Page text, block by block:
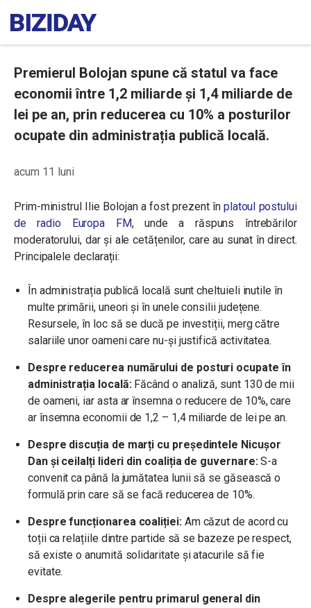
Premierul Bolojan spune că statul va face
economii între 1,2 miliarde și 1,4 miliarde de
lei pe an, prin reducerea cu 10% a posturilor
ocupate din administrația publică locală.
acum 11 luni
Prim-ministrul Ilie Bolojan a fost prezent în platoul postului
de radio Europa FM, unde a răspuns întrebărilor
moderatorului, dar și ale cetățenilor, care au sunat în direct.
Principalele declarații:
În administrația publică locală sunt cheltuieli inutile în
multe primării, uneori și în unele consilii județene.
Resursele, în loc să se ducă pe investiții, merg către
salariile unor oameni care nu-și justifică activitatea.
Despre reducerea numărului de posturi ocupate în
administrația locală:Făcând o analiză, sunt 130 de mii
de oameni, iar asta ar însemna o reducere de 10%, care
ar însemna economii de 1,2 – 1,4 miliarde de lei pe an.
Despre discuția de marți cu președintele Nicușor
Dan și ceilalți lideri din coaliția de guvernare:S-a
convenit ca până la jumătatea lunii să se găsească o
formulă prin care să se facă reducerea de 10%.
Despre funcționarea coaliției:Am căzut de acord cu
toții ca relațiile dintre partide să se bazeze pe respect,
să existe o anumită solidaritate și atacurile să fie
evitate.
Despre alegerile pentru primarul general din